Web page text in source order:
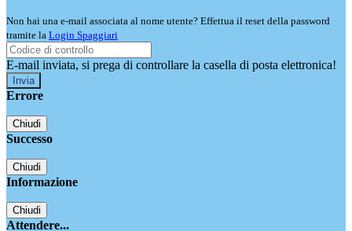
Non hai una e-mail associata al nome utente? Effettua il reset della password
tramite la Login Spaggiari
E-mail inviata, si prega di controllare la casella di posta elettronica!
Errore
Chiudi
Successo
Chiudi
Informazione
Chiudi
Attendere...